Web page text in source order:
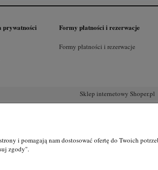
prywatności Formy płatności i rezerwacje
Formy płatności i rezerwacje
Sklep internetowy Shoper.pl
i pomagają nam dostosować ofertę do Twoich
zgody".